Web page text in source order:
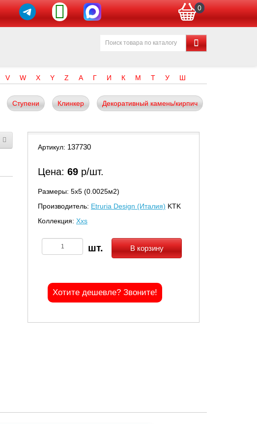
0
V W X Y Z А Г И К М Т У Ш
Ступени Клинкер Декоративный камень/кирпич
Артикул: 137730
Цена: 69 р/шт.
Размеры: 5х5 (0.0025м2)
Производитель: Etruria Design (Италия) KTK
Коллекция: Xxs
В корзину
Хотите дешевле? Звоните!